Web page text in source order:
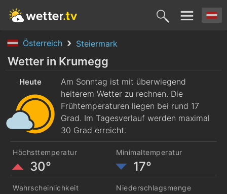
Österreich Steiermark
Heute
9. Aug.
Morgen
10. Aug. 11. Aug. 12. Aug.
Wetter in Krumegg
Heute
Am Sonntag ist mit überwiegend
heiterem Wetter zu rechnen. Die
Frühtemperaturen liegen bei rund 17
Grad. Im Tagesverlauf werden maximal
30 Grad erreicht.
Höchsttemperatur
30°
Minimaltemperatur
17°
Wahrscheinlichkeit Niederschlagsmenge